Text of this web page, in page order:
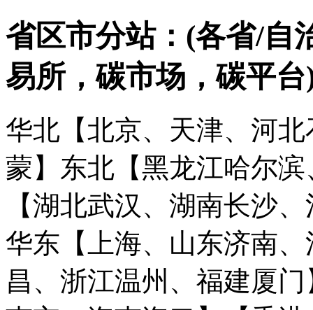
省区市分站：(各省/自
易所，碳市场，碳平台
华北【北京、天津、河
蒙】 东北【黑龙江哈尔
【湖北武汉、湖南长沙
华东【上海、山东济南
昌、浙江温州、福建厦门